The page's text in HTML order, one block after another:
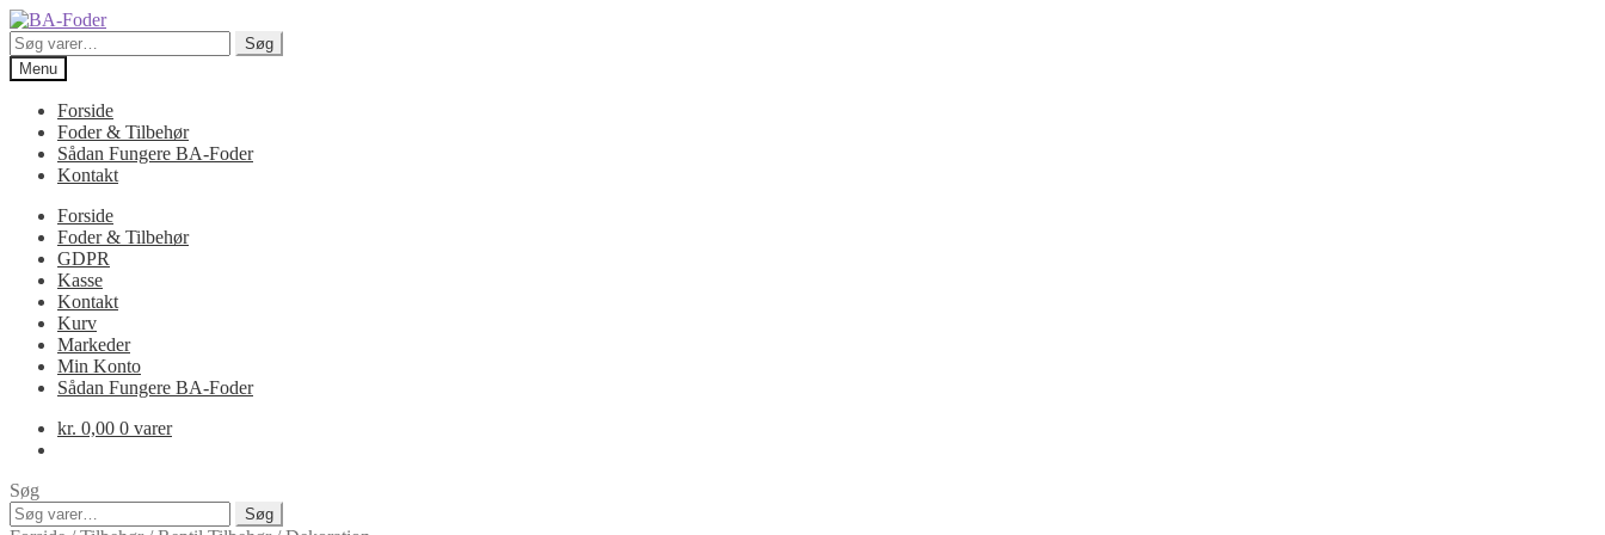
Spring
til
navigation
Spring
til
indhold
Søg
efter:
Søg
Menu
Forside
Foder & Tilbehør
Sådan Fungere BA-Foder
Kontakt
Forside
Foder & Tilbehør
GDPR
Kasse
Kontakt
Kurv
Markeder
Min Konto
Sådan Fungere BA-Foder
kr. 0,00 0 varer
Søg
Søg
Søg